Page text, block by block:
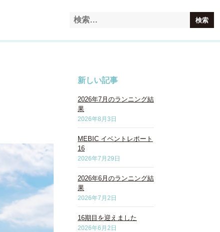
新しい記事
2026年7月のランニング結
果
2026年8月3日
MEBIC イベントレポート
16
2026年7月29日
2026年6月のランニング結
果
2026年7月2日
16期目を迎えました
2026年6月2日